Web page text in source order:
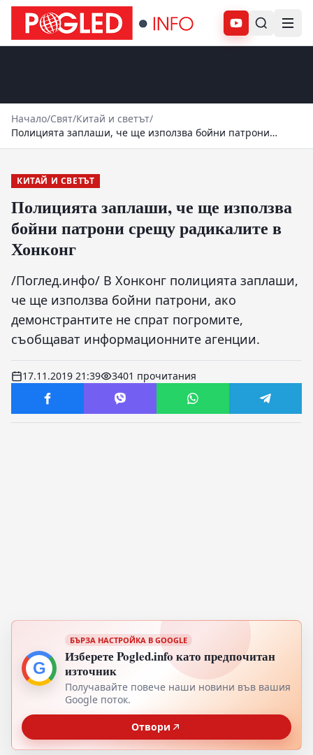
Абонирай се
Начало/Свят/Китай и светът/
Полицията заплаши, че ще използва бойни патрони
срещу радикалите в Хонконг
КИТАЙ И СВЕТЪТ
Полицията заплаши, че ще използва
бойни патрони срещу радикалите в
Хонконг
/Поглед.инфо/ В Хонконг полицията заплаши,
че ще използва бойни патрони, ако
демонстрантите не спрат погромите,
съобщават информационните агенции.
17.11.2019 21:39 3401 прочитания
G
БЪРЗА НАСТРОЙКА В GOOGLE
Изберете Pogled.info като предпочитан
източник
Получавайте повече наши новини във вашия
Google поток.
Отвори